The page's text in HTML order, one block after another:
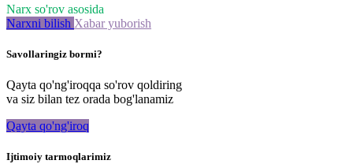
Narx so'rov asosida
Narxni bilish Xabar yuborish
Savollaringiz bormi?
Qayta qo'ng'iroqqa so'rov qoldiring
va siz bilan tez orada bog'lanamiz
Qayta qo'ng'iroq
Ijtimoiy tarmoqlarimiz